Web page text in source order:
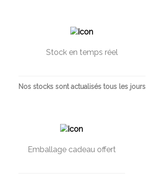
Stock en temps réel
Nos stocks sont actualisés tous les jours
Emballage cadeau offert